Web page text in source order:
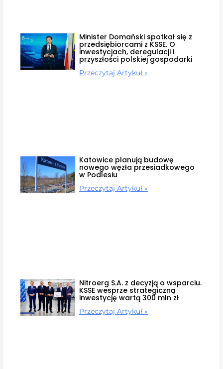
Minister Domański spotkał się z
przedsiębiorcami z KSSE. O
inwestycjach, deregulacji i
przyszłości polskiej gospodarki
Przeczytaj Artykuł »
Katowice planują budowę
nowego węzła przesiadkowego
w Podlesiu
Przeczytaj Artykuł »
Nitroerg S.A. z decyzją o wsparciu.
KSSE wesprze strategiczną
inwestycję wartą 300 mln zł
Przeczytaj Artykuł »